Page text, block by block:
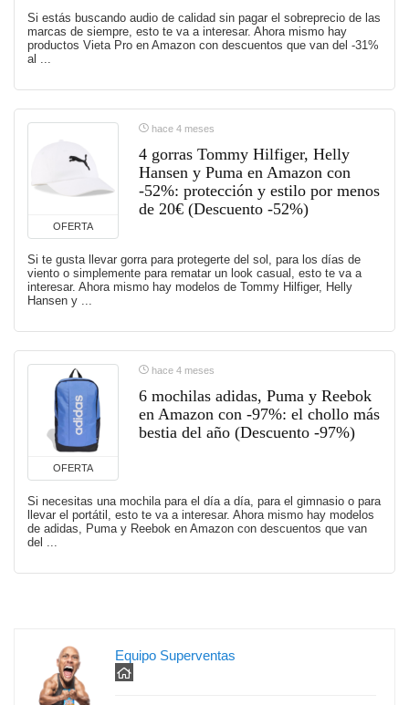
Si estás buscando audio de calidad sin pagar el sobreprecio de las
marcas de siempre, esto te va a interesar. Ahora mismo hay
productos Vieta Pro en Amazon con descuentos que van del -31%
al ...
OFERTA
hace 4 meses
4 gorras Tommy Hilfiger, Helly
Hansen y Puma en Amazon con
-52%: protección y estilo por menos
de 20€ (Descuento -52%)
Si te gusta llevar gorra para protegerte del sol, para los días de
viento o simplemente para rematar un look casual, esto te va a
interesar. Ahora mismo hay modelos de Tommy Hilfiger, Helly
Hansen y ...
OFERTA
hace 4 meses
6 mochilas adidas, Puma y Reebok
en Amazon con -97%: el chollo más
bestia del año (Descuento -97%)
Si necesitas una mochila para el día a día, para el gimnasio o para
llevar el portátil, esto te va a interesar. Ahora mismo hay modelos
de adidas, Puma y Reebok en Amazon con descuentos que van
del ...
Equipo Superventas